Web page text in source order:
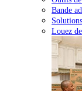
Bande
Louez